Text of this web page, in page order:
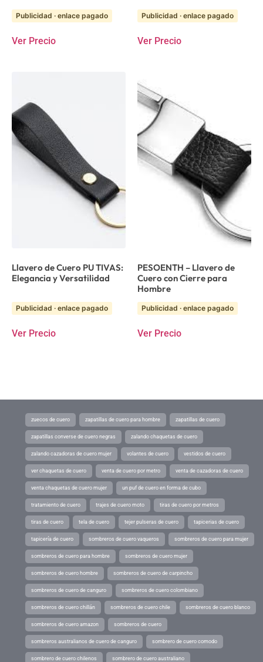
Publicidad · enlace pagado
Ver Precio
Publicidad · enlace pagado
Ver Precio
Llavero de Cuero PU TIVAS:
Elegancia y Versatilidad
Publicidad · enlace pagado
Ver Precio
PESOENTH – Llavero de
Cuero con Cierre para
Hombre
Publicidad · enlace pagado
Ver Precio
zuecos de cuero zapatillas de cuero para hombre zapatillas de cuero
zapatillas converse de cuero negras zalando chaquetas de cuero
zalando cazadoras de cuero mujer volantes de cuero vestidos de cuero
ver chaquetas de cuero venta de cuero por metro venta de cazadoras de cuero
venta chaquetas de cuero mujer un puf de cuero en forma de cubo
tratamiento de cuero trajes de cuero moto tiras de cuero por metros
tiras de cuero tela de cuero tejer pulseras de cuero tapicerias de cuero
tapicería de cuero sombreros de cuero vaqueros sombreros de cuero para mujer
sombreros de cuero para hombre sombreros de cuero mujer
sombreros de cuero hombre sombreros de cuero de carpincho
sombreros de cuero de canguro sombreros de cuero colombiano
sombreros de cuero chillán sombreros de cuero chile sombreros de cuero blanco
sombreros de cuero amazon sombreros de cuero
sombreros australianos de cuero de canguro sombrero de cuero comodo
sombrero de cuero chilenos sombrero de cuero australiano